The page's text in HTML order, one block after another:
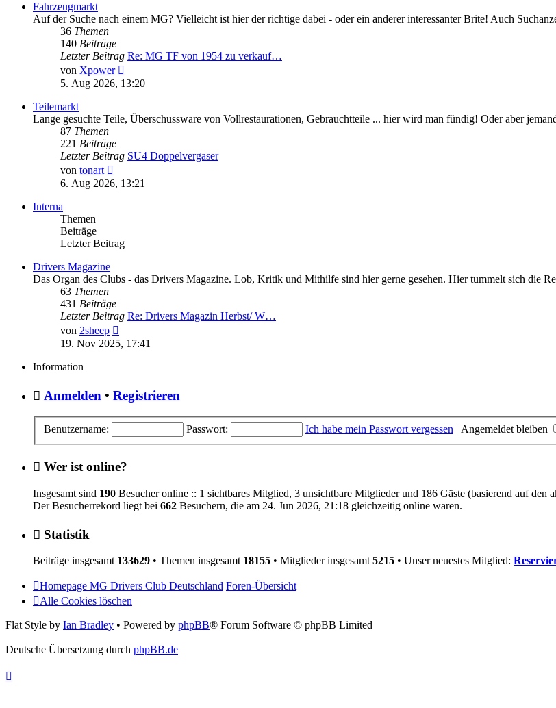
Fahrzeugmarkt
Auf der Suche nach einem MG? Vielleicht ist hier der richtige dabei - oder ein anderer interessanter Brite! Auch
36 Themen
140 Beiträge
Letzter Beitrag Re: MG TF von 1954 zu verkauf…
von Xpower
Beitrag
5. Aug 2026, 13:20
Teilemarkt
Lange gesuchte Teile, Überschussware von Vollrestaurationen, Gebrauchtteile ... hier wird man fündig! Oder aber
87 Themen
221 Beiträge
Letzter Beitrag SU4 Doppelvergaser
von tonart
Beitrag
6. Aug 2026, 13:21
Interna
Themen
Beiträge
Letzter Beitrag
Drivers Magazine
Das Organ des Clubs - das Drivers Magazine. Lob, Kritik und Mithilfe sind hier gerne gesehen. Hier tummelt sich die
63 Themen
431 Beiträge
Letzter Beitrag Re: Drivers Magazin Herbst/ W…
von 2sheep
Beitrag
19. Nov 2025, 17:41
Information
Anmelden • Registrieren
Benutzername: Passwort: Ich habe mein Passwort vergessen | Angemeldet bleiben
Wer ist online?
Insgesamt sind 190 Besucher online :: 1 sichtbares Mitglied, 3 unsichtbare Mitglieder und 186 Gäste (basierend auf den
Der Besucherrekord liegt bei 662 Besuchern, die am 24. Jun 2026, 21:18 gleichzeitig online waren.
Statistik
Beiträge insgesamt 133629 • Themen insgesamt 18155 • Mitglieder insgesamt 5215 • Unser neuestes Mitglied:
Homepage MG Drivers Club Deutschland Foren-Übersicht
Alle Cookies löschen
Flat Style by Ian Bradley • Powered by phpBB® Forum Software © phpBB Limited
Deutsche Übersetzung durch phpBB.de